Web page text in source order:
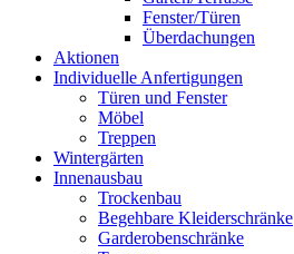
Fenster/Türen
Überdachungen
Aktionen
Individuelle Anfertigungen
Türen und Fenster
Möbel
Treppen
Wintergärten
Innenausbau
Trockenbau
Begehbare Kleiderschränke
Garderobenschränke